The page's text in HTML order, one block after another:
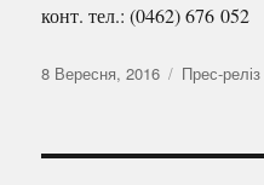
конт. тел.: (0462) 676 052
Оприлюднено
8 Вересня, 2016 Категорії
Прес-реліз